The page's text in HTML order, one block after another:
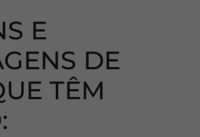
E
DE
TÊM